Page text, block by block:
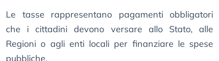
Le tasse rappresentano pagamenti obbligatori
che i cittadini devono versare allo Stato, alle
Regioni o agli enti locali per finanziare le spese
pubbliche.